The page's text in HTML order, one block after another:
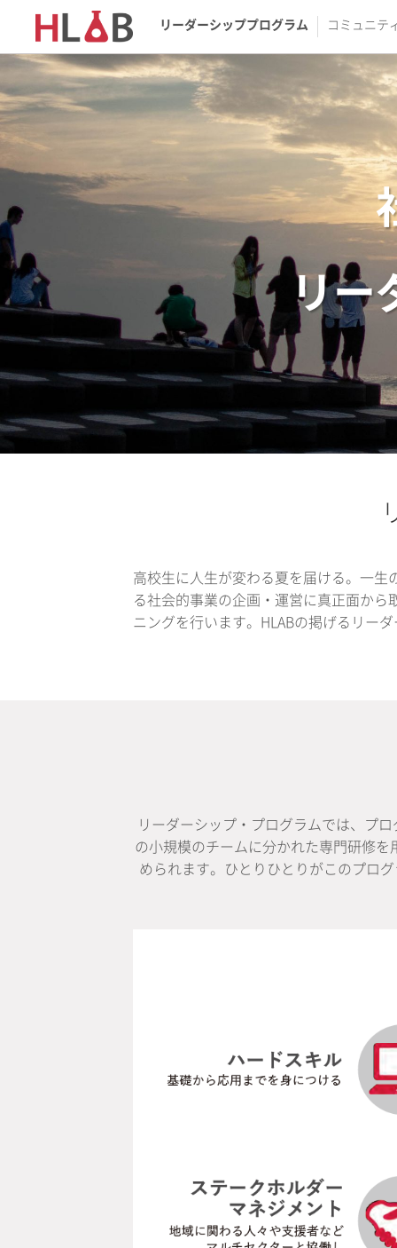
リーダーシッププログラム コミュニテ
リー
高校生に人生が変わる夏を届ける。一
る社会的事業の企画・運営に真正面か
ニングを行います。HLABの掲げるリー
リーダーシップ・プログラムでは、プ
の小規模のチームに分かれた専門研修
められます。ひとりひとりがこのプロ